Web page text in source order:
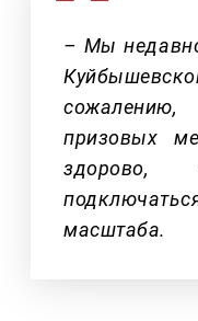
– Мы
призовых
масштаба.